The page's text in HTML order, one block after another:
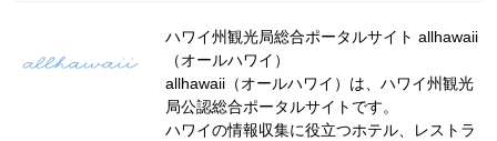
ハワイ州観光局総合ポータルサイト allhawaii
（オールハワイ）
allhawaii（オールハワイ）は、ハワイ州観光
局公認総合ポータルサイトです。
ハワイの情報収集に役立つホテル、レストラ